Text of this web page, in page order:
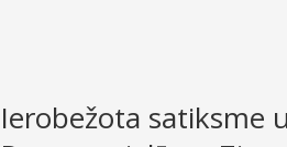
Ierobežota satiksme